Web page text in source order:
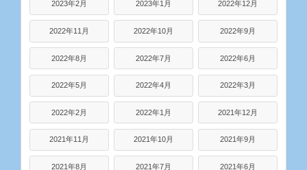
2023年2月 2023年1月 2022年12月
2022年11月 2022年10月 2022年9月
2022年8月 2022年7月 2022年6月
2022年5月 2022年4月 2022年3月
2022年2月 2022年1月 2021年12月
2021年11月 2021年10月 2021年9月
2021年8月 2021年7月 2021年6月